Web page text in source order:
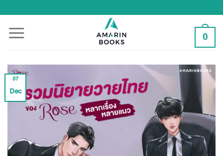
to
content
0
07
Dec